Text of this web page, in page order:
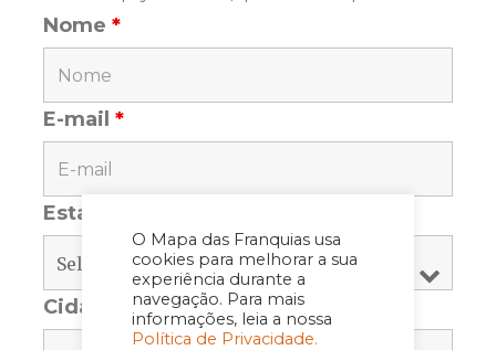
O Mapa das Franquias usa
cookies para melhorar a sua
experiência durante a
navegação. Para mais
informações, leia a nossa
Política de Privacidade.
Nome*
E-mail*
Estado
Cidade *